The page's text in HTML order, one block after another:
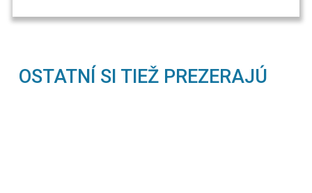
OSTATNÍ SI TIEŽ PREZERAJÚ